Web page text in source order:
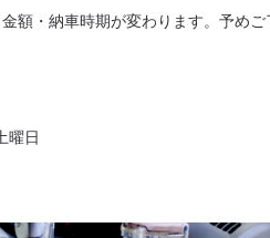
額・納車時期が変わります。予めご
曜日